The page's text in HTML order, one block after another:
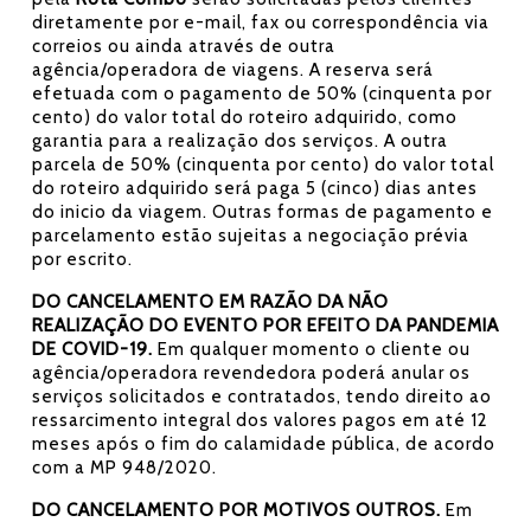
diretamente por e-mail, fax ou correspondência via
correios ou ainda através de outra
agência/operadora de viagens. A reserva será
efetuada com o pagamento de 50% (cinquenta por
cento) do valor total do roteiro adquirido, como
garantia para a realização dos serviços. A outra
parcela de 50% (cinquenta por cento) do valor total
do roteiro adquirido será paga 5 (cinco) dias antes
do inicio da viagem. Outras formas de pagamento e
parcelamento estão sujeitas a negociação prévia
por escrito.
DO CANCELAMENTO EM RAZÃO DA NÃO
REALIZAÇÃO DO EVENTO POR EFEITO DA PANDEMIA
DE COVID-19. Em qualquer momento o cliente ou
agência/operadora revendedora poderá anular os
serviços solicitados e contratados, tendo direito ao
ressarcimento integral dos valores pagos em até 12
meses após o fim do calamidade pública, de acordo
com a MP 948/2020.
DO CANCELAMENTO POR MOTIVOS OUTROS. Em